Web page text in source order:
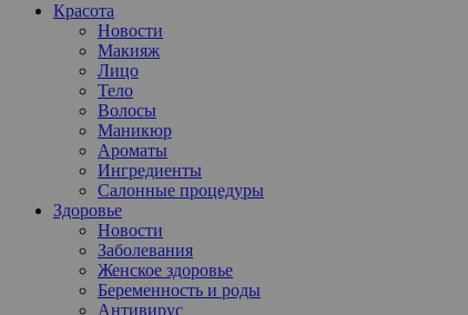
Красота
Новости
Макияж
Лицо
Тело
Волосы
Маникюр
Ароматы
Ингредиенты
Салонные процедуры
Здоровье
Новости
Заболевания
Женское здоровье
Беременность и роды
Антивирус